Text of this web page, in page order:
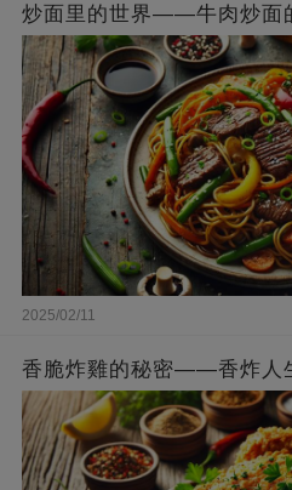
炒面里的世界——牛肉炒面
2025/02/11
香脆炸雞的秘密——香炸人